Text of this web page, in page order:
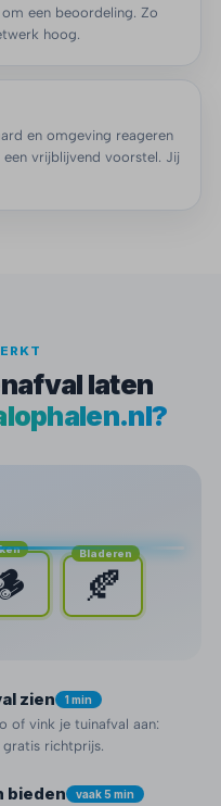
een beoordeling. Zo
hoog.
en omgeving reageren
vrijblijvend voorstel. Jij
laten
Bladeren
🍂
zien 1 min
of vink je tuinafval aan:
gratis richtprijs.
bieden vaak 5 min